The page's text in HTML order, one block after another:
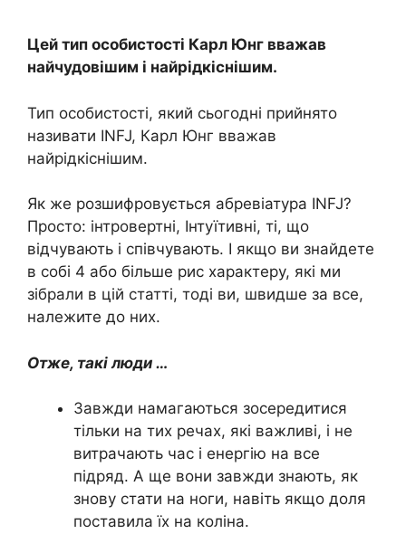
Цей тип особистості Карл Юнг вважав
найчудовішим і найрідкіснішим.
Тип особистості, який сьогодні прийнято
називати INFJ, Карл Юнг вважав
найрідкіснішим.
Як же розшифровується абревіатура INFJ?
Просто: інтровертні, Інтуїтивні, ті, що
відчувають і співчувають. І якщо ви знайдете
в собі 4 або більше рис характеру, які ми
зібрали в цій статті, тоді ви, швидше за все,
належите до них.
Отже, такі люди …
Завжди намагаються зосередитися
тільки на тих речах, які важливі, і не
витрачають час і енергію на все
підряд. А ще вони завжди знають, як
знову стати на ноги, навіть якщо доля
поставила їх на коліна.